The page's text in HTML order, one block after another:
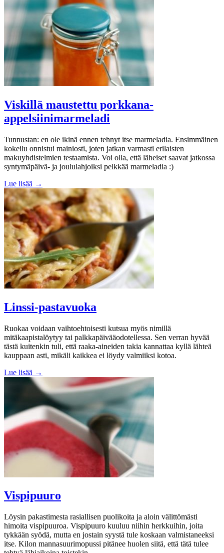
Viskillä maustettu porkkana-
appelsiinimarmeladi
Tunnustan: en ole ikinä ennen tehnyt itse marmeladia. Ensimmäinen
kokeilu onnistui mainiosti, joten jatkan varmasti erilaisten
makuyhdistelmien testaamista. Voi olla, että läheiset saavat jatkossa
syntymäpäivä- ja joululahjoiksi pelkkää marmeladia :)
Lue lisää →
Linssi-pastavuoka
Ruokaa voidaan vaihtoehtoisesti kutsua myös nimillä
mitäkaapistalöytyy tai palkkapäivääodotellessa. Sen verran hyvää
tästä kuitenkin tuli, että raaka-aineiden takia kannattaa kyllä lähteä
kauppaan asti, mikäli kaikkea ei löydy valmiiksi kotoa.
Lue lisää →
Vispipuuro
Löysin pakastimesta rasiallisen puolikoita ja aloin välittömästi
himoita vispipuuroa. Vispipuuro kuuluu niihin herkkuihin, joita
tykkään syödä, mutta en jostain syystä tule koskaan valmistaneeksi
itse. Kilon mannasuurimopussi pitänee huolen siitä, että tätä tulee